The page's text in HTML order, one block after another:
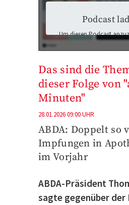
Podcast
Um diesen Podcast
Inhalte von Podigee
könnten
Gerät gespeichert
Ich stimme der
und möchte die
Mehr Informationen
Datenschutzerklärung
Externen Inhalten
und laden
Das sind die
dieser Folge von
Minuten"
28.01.2026 09:00 UHR
ABDA: Doppelt so
Impfungen in
im Vorjahr
ABDA-Präsident
sagte gegenüber der